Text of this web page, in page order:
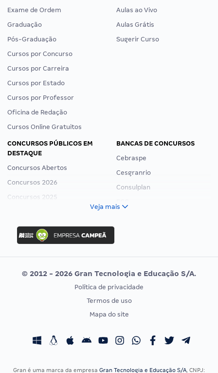
Exame de Ordem
Graduação
Pós-Graduação
Cursos por Concurso
Cursos por Carreira
Cursos por Estado
Cursos por Professor
Oficina de Redação
Cursos Online Gratuitos
Aulas ao Vivo
Aulas Grátis
Sugerir Curso
CONCURSOS PÚBLICOS EM
DESTAQUE
Concursos Abertos
Concursos 2026
Concursos 2025
Concurso Ibama
Concurso MPU
Editais publicados
BANCAS DE CONCURSOS
Cebraspe
Cesgranrio
Consulplan
Vunesp
CONCURSOS POR PROFISSÃO
Concursos Fiscais
EXAME DE ORDEM
Calendário OAB
Veja mais
© 2012 - 2026 Gran Tecnologia e Educação S/A.
Política de privacidade
Termos de uso
Mapa do site
Gran é uma marca da empresa Gran Tecnologia e Educação S/A, CNPJ: